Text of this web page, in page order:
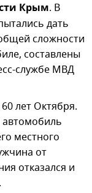
Крым. В
дать
сложности
составлены
службе МВД
лет Октября.
местного
от
отказался и